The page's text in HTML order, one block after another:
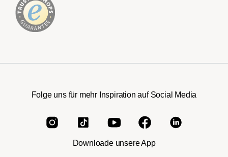
Folge uns für mehr Inspiration auf Social Media
Downloade unsere App